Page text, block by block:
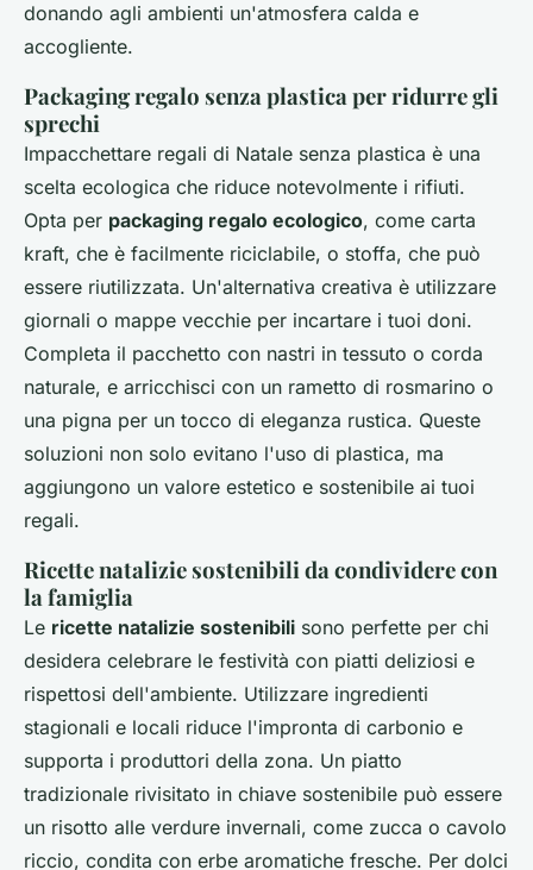
donando agli ambienti un'atmosfera calda e
accogliente.
Packaging regalo senza plastica per ridurre gli
sprechi
Impacchettare regali di Natale senza plastica è una
scelta ecologica che riduce notevolmente i rifiuti.
Opta per packaging regalo ecologico, come carta
kraft, che è facilmente riciclabile, o stoffa, che può
essere riutilizzata. Un'alternativa creativa è utilizzare
giornali o mappe vecchie per incartare i tuoi doni.
Completa il pacchetto con nastri in tessuto o corda
naturale, e arricchisci con un rametto di rosmarino o
una pigna per un tocco di eleganza rustica. Queste
soluzioni non solo evitano l'uso di plastica, ma
aggiungono un valore estetico e sostenibile ai tuoi
regali.
Ricette natalizie sostenibili da condividere con
la famiglia
Le ricette natalizie sostenibili sono perfette per chi
desidera celebrare le festività con piatti deliziosi e
rispettosi dell'ambiente. Utilizzare ingredienti
stagionali e locali riduce l'impronta di carbonio e
supporta i produttori della zona. Un piatto
tradizionale rivisitato in chiave sostenibile può essere
un risotto alle verdure invernali, come zucca o cavolo
riccio, condita con erbe aromatiche fresche. Per dolci